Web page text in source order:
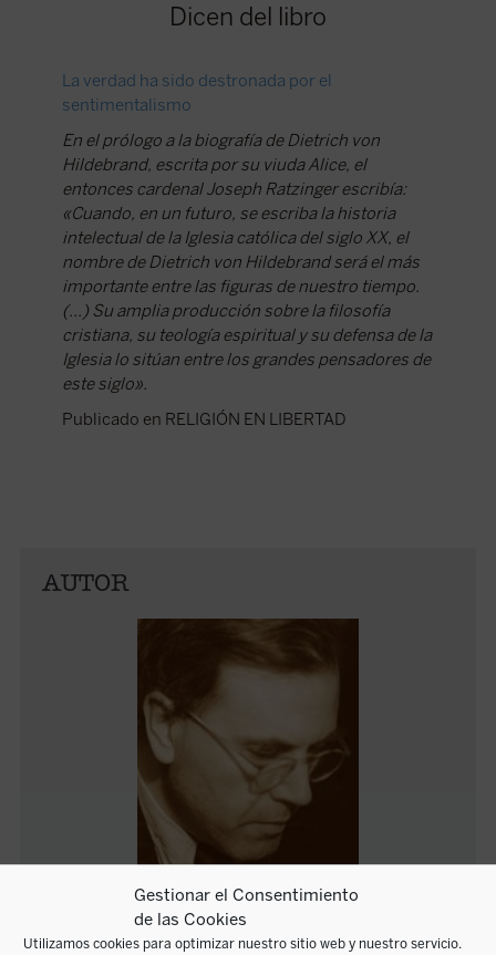
Gestionar el Consentimiento
de las Cookies
Utilizamos cookies para optimizar nuestro sitio web y nuestro servicio.
Dicen del libro
La verdad ha sido destronada por el
sentimentalismo
En el prólogo a la biografía de Dietrich von
Hildebrand, escrita por su viuda Alice, el
entonces cardenal Joseph Ratzinger escribía:
«Cuando, en un futuro, se escriba la historia
intelectual de la Iglesia católica del siglo XX, el
nombre de Dietrich von Hildebrand será el más
importante entre las figuras de nuestro tiempo.
(...) Su amplia producción sobre la filosofía
cristiana, su teología espiritual y su defensa de la
Iglesia lo sitúan entre los grandes pensadores de
este siglo».
Publicado en RELIGIÓN EN LIBERTAD
AUTOR
Dietrich von Hildebrand